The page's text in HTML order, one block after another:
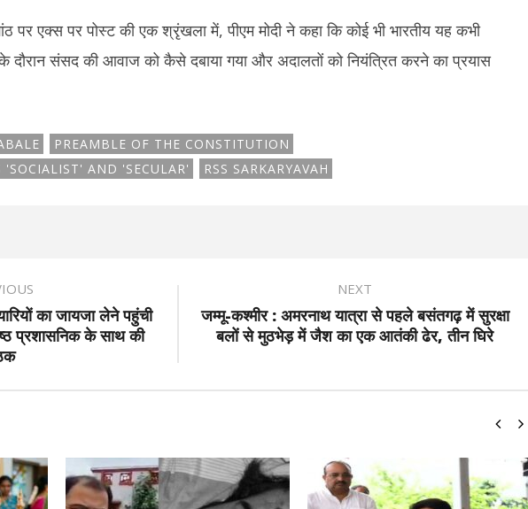
पर एक्स पर पोस्ट की एक श्रृंखला में, पीएम मोदी ने कहा कि कोई भी भारतीय यह कभी
दौरान संसद की आवाज को कैसे दबाया गया और अदालतों को नियंत्रित करने का प्रयास
PREAMBLE OF THE CONSTITUTION
'SOCIALIST' AND 'SECULAR'
RSS SARKARYAVAH
का जायजा लेने पहुंची
प्रशासनिक के साथ की
NEXT
जम्मू-कश्मीर : अमरनाथ यात्रा से पहले बसंतगढ़ में सुरक्षा
बलों से मुठभेड़ में जैश का एक आतंकी ढेर, तीन घिरे